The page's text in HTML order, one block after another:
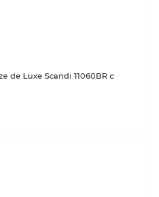
de Luxe Scandi 11060BR с